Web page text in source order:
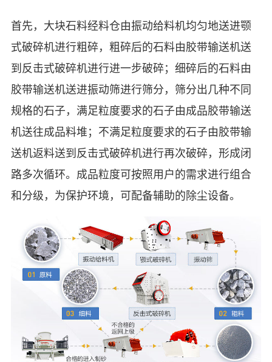
首先，大块石料经料仓由振动给料机均匀地送进颚
式破碎机进行粗碎，粗碎后的石料由胶带输送机送
到反击式破碎机进行进一步破碎；细碎后的石料由
胶带输送机送进振动筛进行筛分，筛分出几种不同
规格的石子，满足粒度要求的石子由成品胶带输送
机送往成品料堆；不满足粒度要求的石子由胶带输
送机返料送到反击式破碎机进行再次破碎，形成闭
路多次循环。成品粒度可按照用户的需求进行组合
和分级，为保护环境，可配备辅助的除尘设备。